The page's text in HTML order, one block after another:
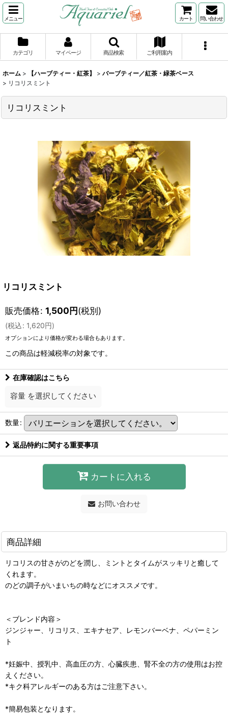
メニュー カート 問い合わせ
カテゴリ マイページ 商品検索 ご利用案内
ホーム > 【ハーブティー・紅茶】 > バーブティー／紅茶・緑茶ベース
> リコリスミント
リコリスミント
リコリスミント
販売価格: 1,500円(税別)
(税込: 1,620円)
オプションにより価格が変わる場合もあります。
この商品は軽減税率の対象です。
在庫確認はこちら
容量 を選択してください
数量:
返品特約に関する重要事項
カートに入れる
お問い合わせ
商品詳細
リコリスの甘さがのどを潤し、ミントとタイムがスッキリと癒して
くれます。
のどの調子がいまいちの時などにオススメです。
＜ブレンド内容＞
ジンジャー、リコリス、エキナセア、レモンバーベナ、ペパーミン
ト
*妊娠中、授乳中、高血圧の方、心臓疾患、腎不全の方の使用はお控
えください。
*キク科アレルギーのある方はご注意下さい。
*簡易包装となります。